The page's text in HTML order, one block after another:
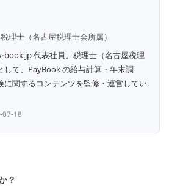
税理士（名古屋税理士会所属）
book.jp 代表社員。税理士（名古屋税理
して、PayBook の給与計算・年末調
に関するコンテンツを監修・運営してい
07-18
？